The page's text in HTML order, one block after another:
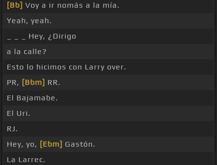
[Bb] Voy a ir nomás a la mía.
Yeah, yeah.
_ _ _ Hey, ¿Dirigo
a la calle?
Esto lo hicimos con Larry over.
PR, [Bbm] RR.
El Bajamabe.
El Uri.
RJ.
Hey, yo, [Ebm] Gastón.
La Larrec.